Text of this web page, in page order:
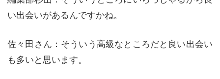
い出会いがあるんですかね。
佐々田さん：そういう高級なところだと良い出会い
も多いと思います。